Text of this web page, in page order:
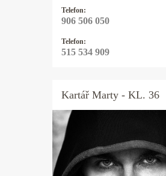
Telefon:
906 506 050
Telefon:
515 534 909
Kartář Marty - KL. 36
Vždy se snažím jít k
problému. Mou